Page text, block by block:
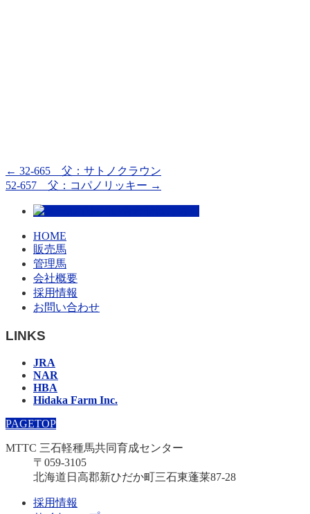
← 32-665 父：サトノクラウン
52-657 父：コパノリッキー →
HOME
販売馬
管理馬
会社概要
採用情報
お問い合わせ
LINKS
JRA
NAR
HBA
Hidaka Farm Inc.
PAGETOP
MTTC 三石軽種馬共同育成センター
〒059-3105
北海道日高郡新ひだか町三石東蓬莱87-28
採用情報